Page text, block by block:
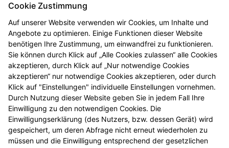
Weiteres zu diesem Service stimmen wir mit Ihnen
persönlich ab.
Cookie Zustimmung
Auf unserer Website verwenden wir Cookies, um Inhalte und
Angebote zu optimieren. Einige Funktionen dieser Website
benötigen Ihre Zustimmung, um einwandfrei zu funktionieren.
Sie können durch Klick auf „Alle Cookies zulassen“ alle Cookies
akzeptieren, durch Klick auf „Nur notwendige Cookies
akzeptieren“ nur notwendige Cookies akzeptieren, oder durch
Klick auf "Einstellungen" individuelle Einstellungen vornehmen.
Durch Nutzung dieser Website geben Sie in jedem Fall Ihre
Einwilligung zu den notwendigen Cookies. Die
Einwilligungserklärung (des Nutzers, bzw. dessen Gerät) wird
gespeichert, um deren Abfrage nicht erneut wiederholen zu
müssen und die Einwilligung entsprechend der gesetzlichen